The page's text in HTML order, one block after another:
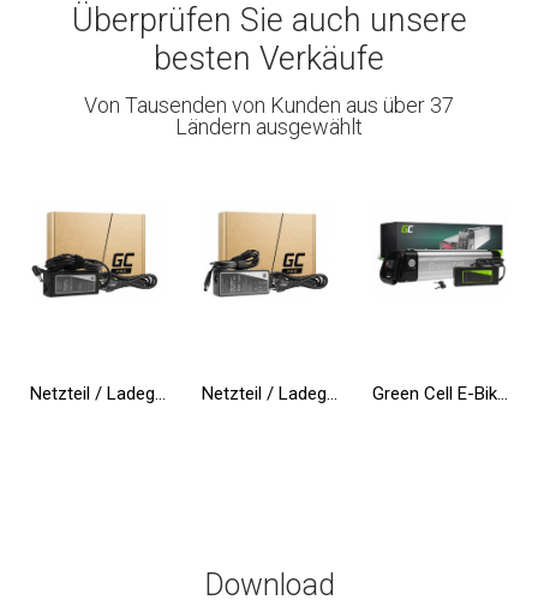
Überprüfen Sie auch unsere
besten Verkäufe
Von Tausenden von Kunden aus über 37
Ländern ausgewählt
Netzteil / Ladegerät Green Cell PRO 19V 3.95A 75W für Toshiba Satellite C55 C660 C850 C855 C870 L650 L650D L655 L750 L750D L755 Netzteil / Ladegerät Green Cell PRO 19.5V 4.62A 90W für Dell Inspiron 15R N5010 N5110 Latitude E6410 E6420 E6430 E6510 E6520 Green Cell E-Bike Akku 36V 10.4Ah 374Wh Silverfish Elektrofahrrad 2 Pin für Zündapp, Telefunken, Ancheer mit Ladegerät
Download